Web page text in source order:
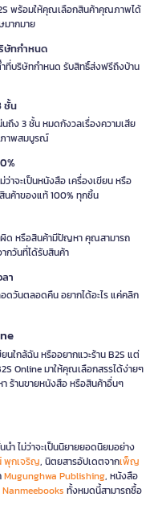
พร้อมให้คุณเลือกสินค้าคุณภาพได้
มากมาย
ษัทกำหนด
ที่บริษัทกำหนด รับสิทธิ์ส่งฟรีถึงบ้าน
ชั้น
ถึง 3 ชั้น หมดกังวลเรื่องความเสีย
ภาพสมบูรณ์
าจะเป็นหนังสือ เครื่องเขียน หรือ
นค้าของแท้ 100% ทุกชิ้น
ผิด หรือสินค้ามีปัญหา คุณสามารถ
กวันที่ได้รับสินค้า
า
วันตลอดคืน อยากได้อะไร แค่คลิก
นใกล้ฉัน หรืออยากแวะร้าน B2S แต่
Online มาให้คุณเลือกสรรได้ง่ายๆ
ร้านขายหนังสือ หรือสินค้าอื่นๆ
ำ ไม่ว่าจะเป็นนิยายยอดนิยมอย่าง
พุกเจริญ, นิตยสารอัปเดตจากเพ็ญ
Mugunghwa Publishing, หนังสือ
Nanmeebooks ทั้งหมดนี้สามารถซื้อ